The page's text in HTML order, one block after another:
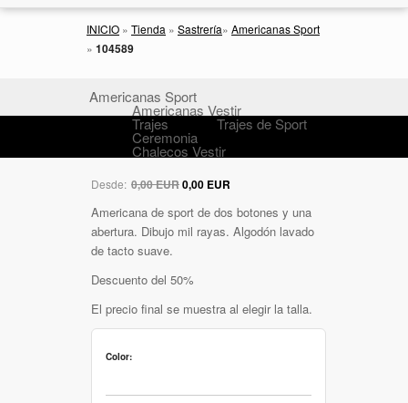
INICIO » Tienda » Sastrería» Americanas Sport
» 104589
Americanas Sport
Americanas Vestir
Trajes Trajes de Sport
Ceremonia
Chalecos Vestir
Desde: 0,00 EUR0,00 EUR
Americana de sport de dos botones y una
abertura. Dibujo mil rayas. Algodón lavado
de tacto suave.
Descuento del 50%
El precio final se muestra al elegir la talla.
Color: